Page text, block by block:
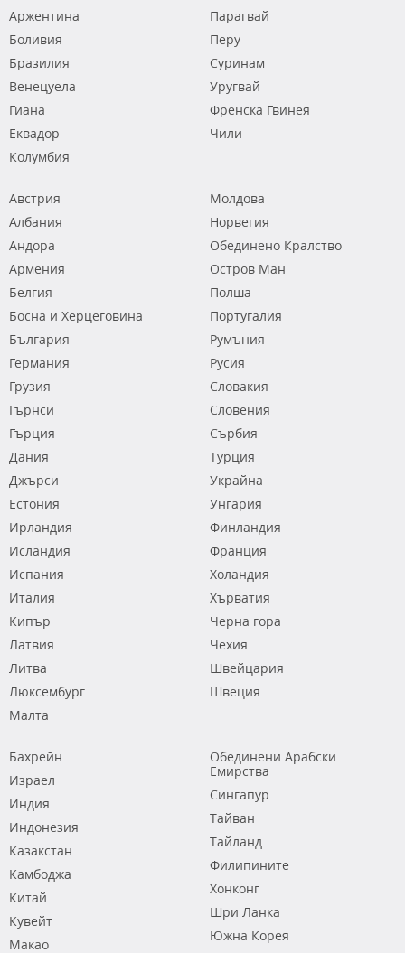
Аржентина
Боливия
Бразилия
Венецуела
Гиана
Еквадор
Колумбия
Парагвай
Перу
Суринам
Уругвай
Френска Гвинея
Чили
Австрия
Албания
Андора
Армения
Белгия
Босна и Херцеговина
България
Германия
Грузия
Гърнси
Гърция
Дания
Джърси
Естония
Ирландия
Исландия
Испания
Италия
Кипър
Латвия
Литва
Люксембург
Малта
Молдова
Норвегия
Обединено Кралство
Остров Ман
Полша
Португалия
Румъния
Русия
Словакия
Словения
Сърбия
Турция
Украйна
Унгария
Финландия
Франция
Холандия
Хърватия
Черна гора
Чехия
Швейцария
Швеция
Бахрейн
Израел
Индия
Индонезия
Казакстан
Камбоджа
Китай
Кувейт
Макао
Обединени Арабски
Емирства
Сингапур
Тайван
Тайланд
Филипините
Хонконг
Шри Ланка
Южна Корея